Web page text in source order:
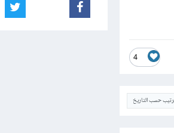
4
حسب التاريخ